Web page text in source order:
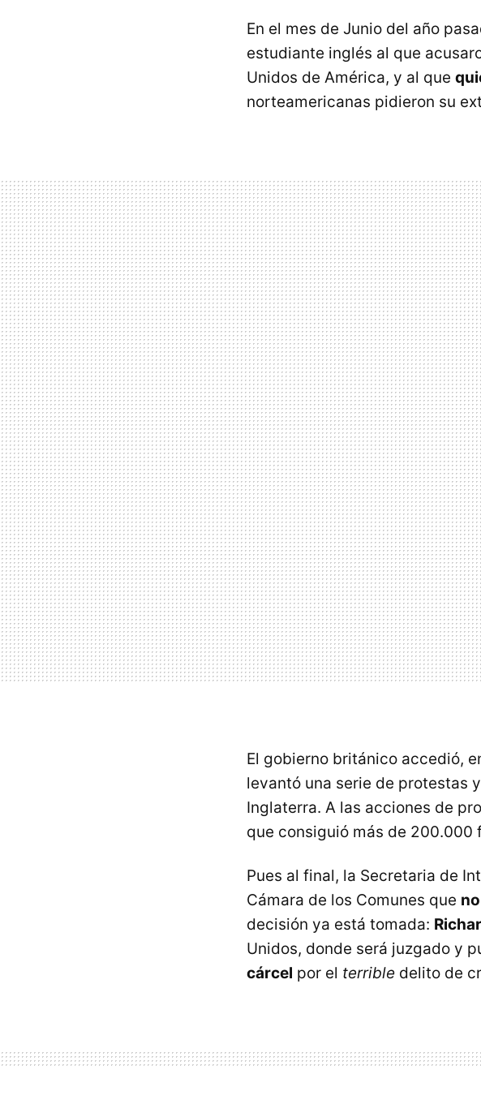
En el mes de Junio del año
estudiante inglés al que
Unidos de América, y al que
norteamericanas pidieron su
El gobierno británico accedió,
levantó una serie de protestas
Inglaterra. A las acciones de
que consiguió más de
Pues al final, la Secretaria de
Cámara de los Comunes que
decisión ya está tomada:
Unidos, donde será juzgado y
cárcel por el terrible delito de